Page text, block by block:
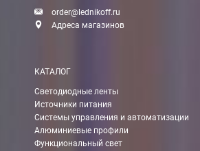
order@lednikoff.ru
Адреса магазинов
КАТАЛОГ
Светодиодные ленты
Источники питания
Системы управления и автоматизации
Алюминиевые профили
Функциональный свет